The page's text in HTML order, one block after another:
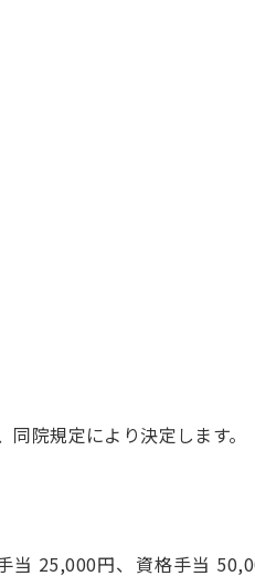
当 25,000円、資格手当